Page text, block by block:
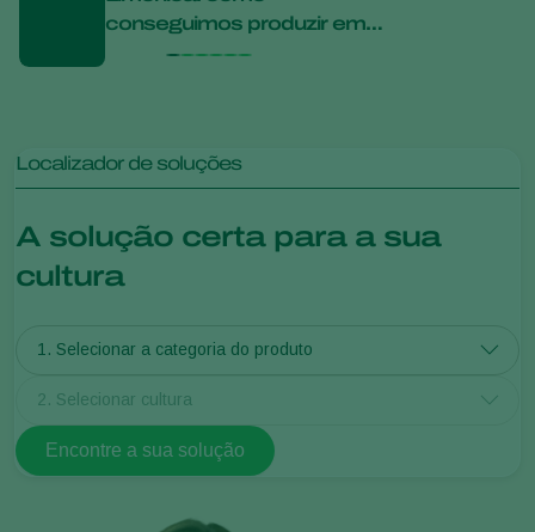
conseguimos produzir em
larga escala um ácaro
Localizador de soluções
A solução certa para a sua
cultura
1. Selecionar a categoria do produto
2. Selecionar cultura
Encontre a sua solução